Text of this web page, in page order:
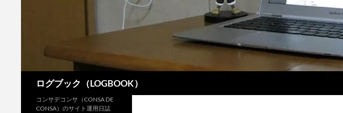
ログブック（LOGBOOK）
コンサデコンサ（CONSA DE
CONSA）のサイト運用日誌